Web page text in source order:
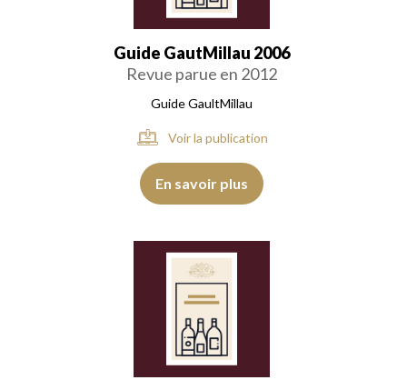
Guide GautMillau 2006
Revue parue en 2012
Guide GaultMillau
Voir la publication
En savoir plus